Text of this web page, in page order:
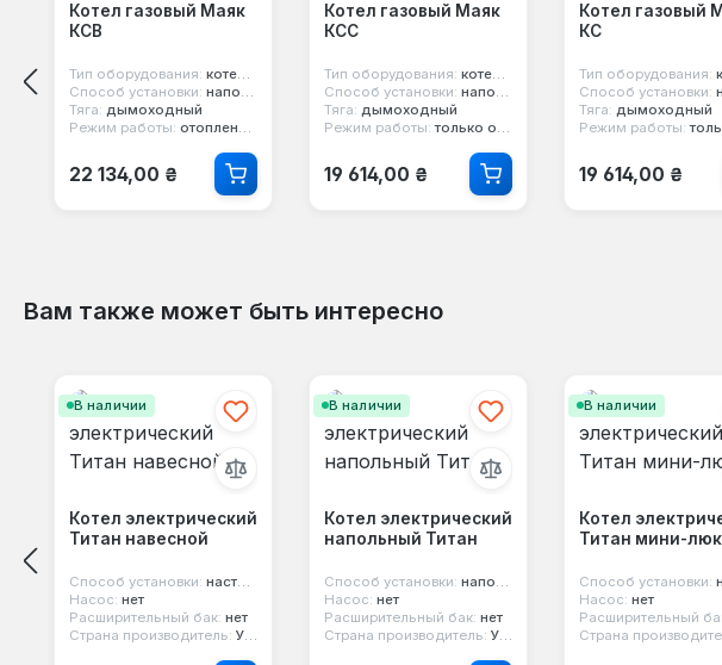
Котел газовый Маяк
КСВ
Тип оборудования: котел газовый
Способ установки: напольный
Тяга: дымоходный
Режим работы: отопление и горячая вода
Обычная цена:
22 134,00 ₴
Котел газовый Маяк
КСС
Тип оборудования: котел газовый
Способ установки: напольный
Тяга: дымоходный
Режим работы: только отопление
Обычная цена:
19 614,00 ₴
Котел газовый
КС
Тип оборудования:
Способ установки:
Тяга: дымоходный
Режим работы: только
Обычная
19 614,00 ₴
Вам также может быть интересно
В наличии
Котел электрический
Титан навесной
Способ установки: настенный
Насос: нет
Расширительный бак: нет
Страна производитель: Украина
В наличии
Котел электрический
напольный Титан
Способ установки: напольный
Насос: нет
Расширительный бак: нет
Страна производитель: Украина
В наличии
Котел
Титан мини-
Способ установки:
Насос: нет
Расширительный
Страна